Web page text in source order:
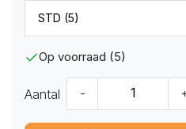
Op voorraad (5)
Aantal -